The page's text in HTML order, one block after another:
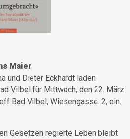
Maier
und Dieter Eckhardt laden
Vilbel für Mittwoch, den 22. März
Bad Vilbel, Wiesengasse. 2, ein.
Gesetzen regierte Leben bleibt